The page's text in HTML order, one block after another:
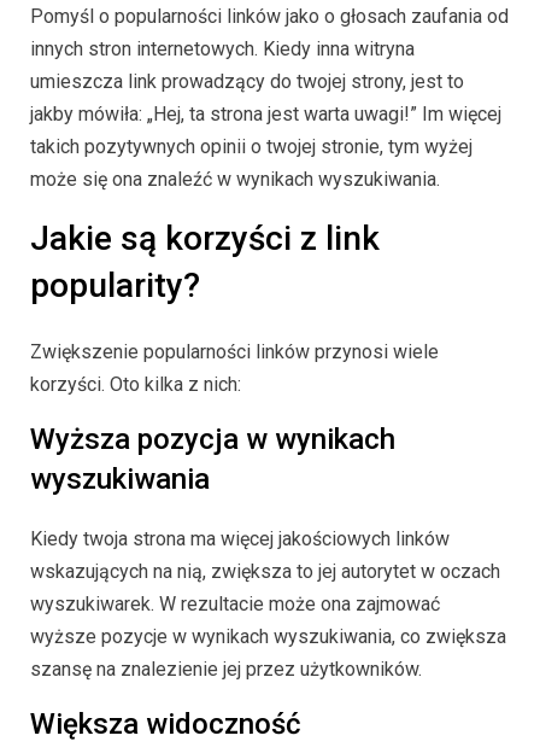
Pomyśl o popularności linków jako o głosach zaufania od
innych stron internetowych. Kiedy inna witryna
umieszcza link prowadzący do twojej strony, jest to
jakby mówiła: „Hej, ta strona jest warta uwagi!” Im więcej
takich pozytywnych opinii o twojej stronie, tym wyżej
może się ona znaleźć w wynikach wyszukiwania.
Jakie są korzyści z link
popularity?
Zwiększenie popularności linków przynosi wiele
korzyści. Oto kilka z nich:
Wyższa pozycja w wynikach
wyszukiwania
Kiedy twoja strona ma więcej jakościowych linków
wskazujących na nią, zwiększa to jej autorytet w oczach
wyszukiwarek. W rezultacie może ona zajmować
wyższe pozycje w wynikach wyszukiwania, co zwiększa
szansę na znalezienie jej przez użytkowników.
Większa widoczność